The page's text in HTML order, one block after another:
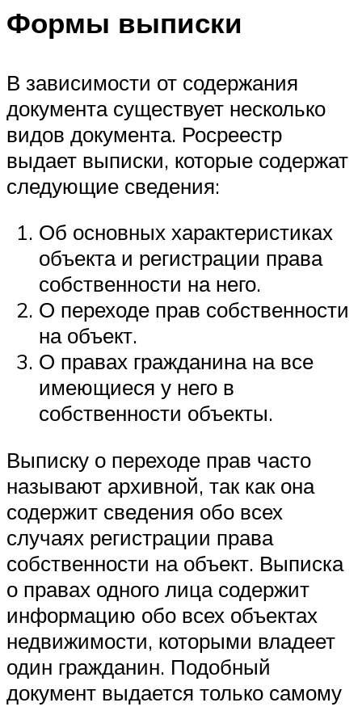
Формы выписки
В зависимости от содержания
документа существует несколько
видов документа. Росреестр
выдает выписки, которые содержат
следующие сведения:
Об основных характеристиках
объекта и регистрации права
собственности на него.
О переходе прав собственности
на объект.
О правах гражданина на все
имеющиеся у него в
собственности объекты.
Выписку о переходе прав часто
называют архивной, так как она
содержит сведения обо всех
случаях регистрации права
собственности на объект. Выписка
о правах одного лица содержит
информацию обо всех объектах
недвижимости, которыми владеет
один гражданин. Подобный
документ выдается только самому